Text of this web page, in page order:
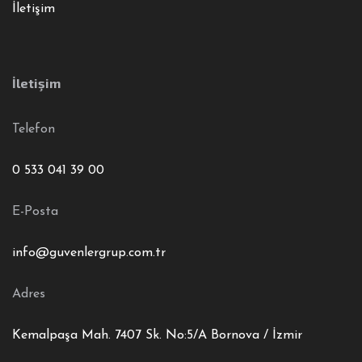
İletişim
İletişim
Telefon
0 533 041 39 00
E-Posta
info@guvenlergrup.com.tr
Adres
Kemalpaşa Mah. 7407 Sk. No:5/A Bornova / İzmir